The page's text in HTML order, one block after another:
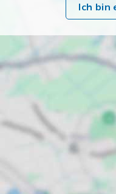
Ich bin